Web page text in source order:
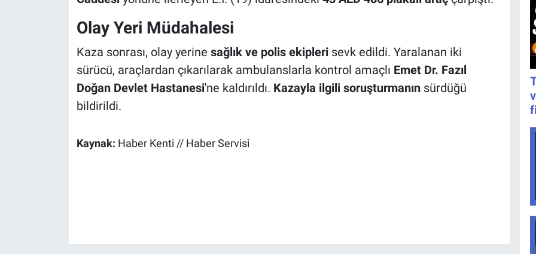
Olay Yeri Müdahalesi
Kaza sonrası, olay yerine sağlık ve polis ekiplerisevk edildi. Yaralanan iki
sürücü, araçlardan çıkarılarak ambulanslarla kontrol amaçlı Emet Dr. Fazıl
Doğan Devlet Hastanesi'ne kaldırıldı. Kazayla ilgili soruşturmanınsürdüğü
bildirildi.
Kaynak: Haber Kenti // Haber Servisi